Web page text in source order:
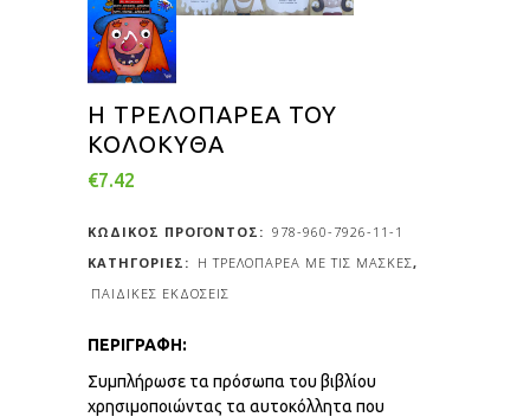
Η ΤΡΕΛΟΠΑΡΕΑ ΤΟΥ
ΚΟΛΟΚΥΘΑ
€7.42
ΚΩΔΙΚΟΣ ΠΡΟΪΟΝΤΟΣ: 978-960-7926-11-1
ΚΑΤΗΓΟΡΙΕΣ: Η ΤΡΕΛΟΠΑΡΕΑ ΜΕ ΤΙΣ ΜΑΣΚΕΣ,
ΠΑΙΔΙΚΕΣ ΕΚΔΟΣΕΙΣ
ΠΕΡΙΓΡΑΦΗ:
Συμπλήρωσε τα πρόσωπα του βιβλίου
χρησιμοποιώντας τα αυτοκόλλητα που